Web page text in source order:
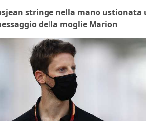
stringe nella mano
della moglie Marion